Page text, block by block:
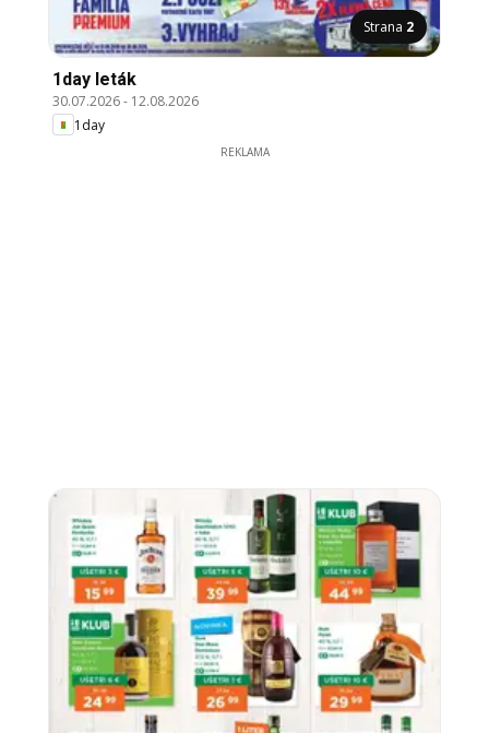
Strana 2
1day leták
30.07.2026- 12.08.2026
1day
REKLAMA